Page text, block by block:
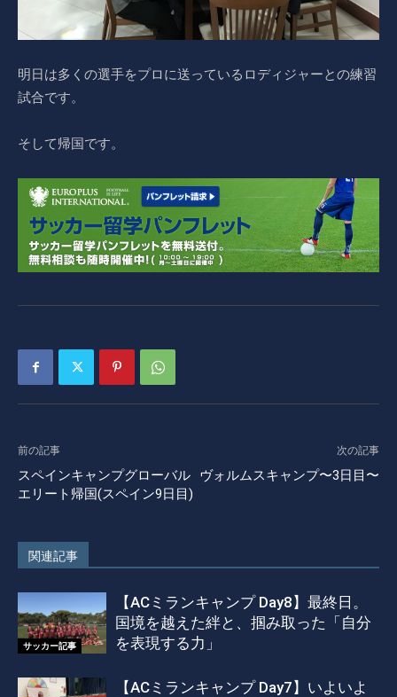
明日は多くの選手をプロに送っているロディジャーとの練習
試合です。
そして帰国です。
前の記事
スペインキャンプグローバル
エリート帰国(スペイン9日目)
次の記事
ヴォルムスキャンプ〜3日目〜
関連記事
サッカー記事
【ACミランキャンプ Day8】最終日。
国境を越えた絆と、掴み取った「自分
を表現する力」
【ACミランキャンプ Day7】いよいよ